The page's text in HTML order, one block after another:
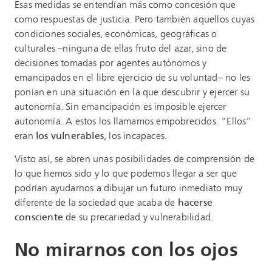
Esas medidas se entendían más como concesión que
como respuestas de justicia. Pero también aquellos cuyas
condiciones sociales, económicas, geográficas o
culturales –ninguna de ellas fruto del azar, sino de
decisiones tomadas por agentes autónomos y
emancipados en el libre ejercicio de su voluntad– no les
ponían en una situación en la que descubrir y ejercer su
autonomía. Sin emancipación es imposible ejercer
autonomía. A estos los llamamos empobrecidos. “Ellos”
eran los vulnerables , los incapaces.
Visto así, se abren unas posibilidades de comprensión de
lo que hemos sido y lo que podemos llegar a ser que
podrían ayudarnos a dibujar un futuro inmediato muy
diferente de la sociedad que acaba de hacerse
consciente de su precariedad y vulnerabilidad.
No mirarnos con los ojos